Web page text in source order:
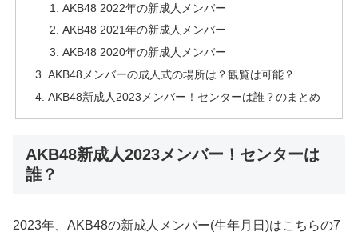
AKB48 2022年の新成人メンバー
AKB48 2021年の新成人メンバー
AKB48 2020年の新成人メンバー
AKB48メンバーの成人式の場所は？観覧は可能？
AKB48新成人2023メンバー！センターは誰？のまとめ
AKB48新成人2023メンバー！センターは
誰？
2023年、AKB48の新成人メンバー(生年月日)はこちらの7